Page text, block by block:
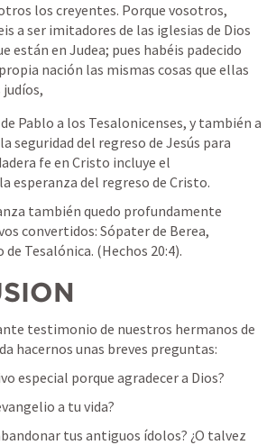
los creyentes. Porque vosotros,
a ser imitadores de las iglesias de Dios
están en Judea; pues habéis padecido
nación las mismas cosas que ellas
judíos,
Pablo a los Tesalonicenses, y también a
seguridad del regreso de Jesús para
fe en Cristo incluye el
esperanza del regreso de Cristo.
también quedo profundamente
convertidos: Sópater de Berea,
de Tesalónica. (Hechos 20:4).
testimonio de nuestros hermanos de
hacernos unas breves preguntas:
especial porque agradecer a Dios?
a tu vida?
tus antiguos ídolos? ¿O talvez